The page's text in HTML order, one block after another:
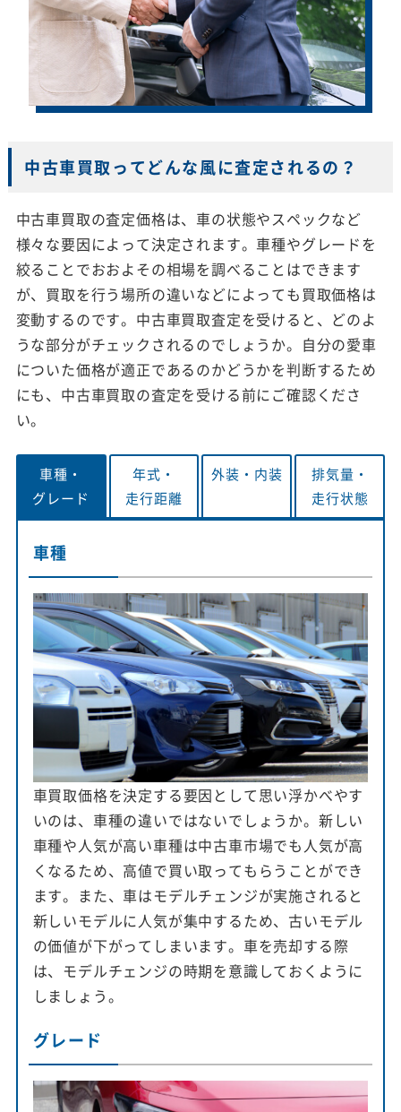
中古車買取ってどんな風に査定されるの？
中古車買取の査定価格は、車の状態やスペックなど
様々な要因によって決定されます。車種やグレードを
絞ることでおおよその相場を調べることはできます
が、買取を行う場所の違いなどによっても買取価格は
変動するのです。中古車買取査定を受けると、どのよ
うな部分がチェックされるのでしょうか。自分の愛車
についた価格が適正であるのかどうかを判断するため
にも、中古車買取の査定を受ける前にご確認くださ
い。
車種・
グレード
年式・
走行距離
外装・ 内装
排気量・
走行状態
車種
車買取価格を決定する要因として思い浮かべやす
いのは、車種の違いではないでしょうか。新しい
車種や人気が高い車種は中古車市場でも人気が高
くなるため、高値で買い取ってもらうことができ
ます。また、車はモデルチェンジが実施されると
新しいモデルに人気が集中するため、古いモデル
の価値が下がってしまいます。車を売却する際
は、モデルチェンジの時期を意識しておくように
しましょう。
グレード